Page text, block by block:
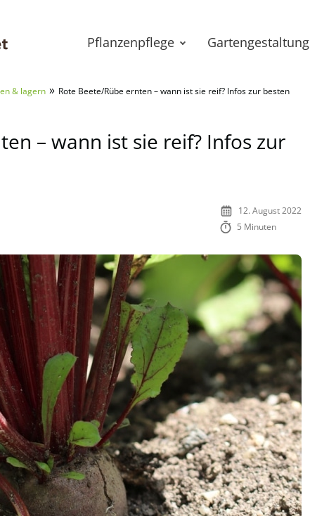
Pflanzenpflege Gartengestaltung
& lagern » Rote Beete/Rübe ernten – wann ist sie reif? Infos zur besten
– wann ist sie reif? Infos zur
12. August 2022
5 Minuten